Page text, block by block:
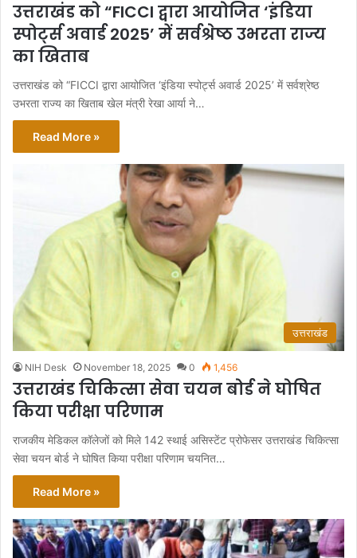
उत्तराखंड को “FICCI द्वारा आयोजित ‘इंडिया
स्पोर्ट्स अवार्ड 2025’ में सर्वश्रेष्ठ उभरता राज्य
का खिताब
उत्तराखंड को “FICCI द्वारा आयोजित ‘इंडिया स्पोर्ट्स अवार्ड 2025’ में सर्वश्रेष्ठ
उभरता राज्य का खिताब खेल मंत्री रेखा आर्या ने…
Read More »
उत्तराखंड
NIH Desk November 18, 2025 0 1,456
उत्तराखंड चिकित्सा सेवा चयन बोर्ड ने घोषित
किया परीक्षा परिणाम
राजकीय मेडिकल कॉलेजों को मिले 142 स्थाई असिस्टेंट प्रोफेसर उत्तराखंड चिकित्सा
सेवा चयन बोर्ड ने घोषित किया परीक्षा परिणाम चयनित…
Read More »